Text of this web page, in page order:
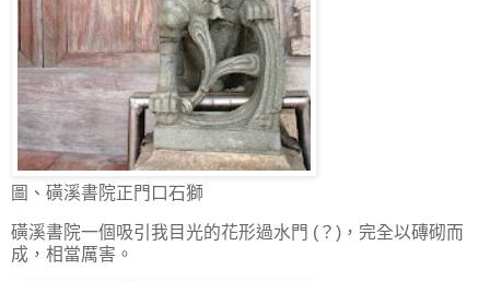
圖、磺溪書院正門口石獅
磺溪書院一個吸引我目光的花形過水門 (？)，完全以磚砌而
成，相當厲害。